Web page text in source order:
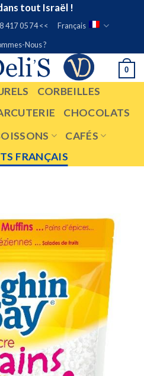
tout Israël !
417 05 74 <<
Français
Nous ?
0
CORBEILLES
CHOCOLATS
CAFÉS
FRANÇAIS